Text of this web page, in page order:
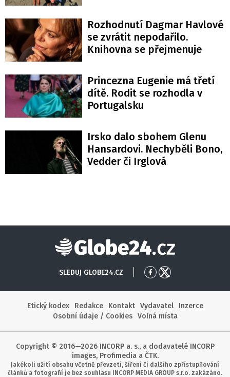
Rozhodnutí Dagmar Havlové
se zvrátit nepodařilo.
Knihovna se přejmenuje
Princezna Eugenie má třetí
dítě. Rodit se rozhodla v
Portugalsku
Irsko dalo sbohem Glenu
Hansardovi. Nechyběli Bono,
Vedder či Irglová
Globe24
SLEDUJ GLOBE24.CZ
Přejít
Facebook
Přejít
X
Etický kodex
Redakce Kontakt Vydavatel
Inzerce
Osobní údaje / Cookies
Volná místa
Copyright © 2016—2026 INCORP a. s., a dodavatelé INCORP
images, Profimedia a ČTK.
Jakékoli užití obsahu včetně převzetí, šíření či dalšího zpřístupňování
článků a fotografií je bez souhlasu INCORP MEDIA GROUP s.r.o. zakázáno.